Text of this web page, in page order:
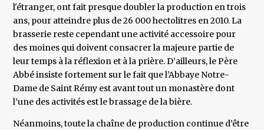
l'étranger, ont fait presque doubler la production en trois
ans, pour atteindre plus de 26 000 hectolitres en 2010. La
brasserie reste cependant une activité accessoire pour
des moines qui doivent consacrer la majeure partie de
leur temps à la réflexion et à la prière. D’ailleurs, le Père
Abbé insiste fortement sur le fait que l’Abbaye Notre-
Dame de Saint Rémy est avant tout un monastère dont
l’une des activités est le brassage de la bière.
Néanmoins, toute la chaîne de production continue d’être